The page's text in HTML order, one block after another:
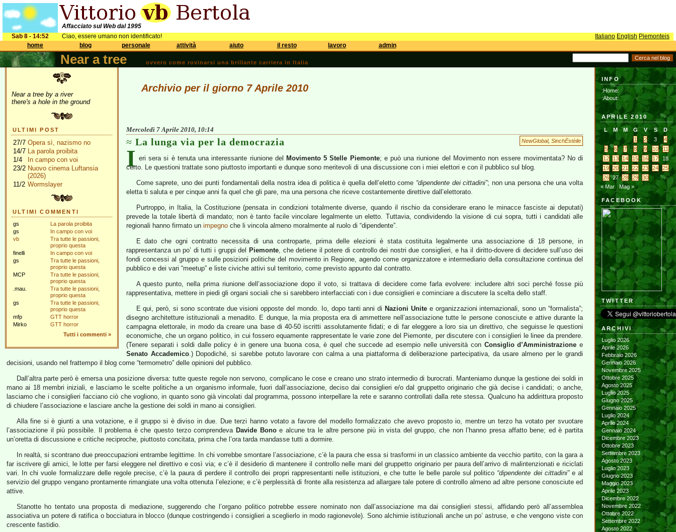
Affacciato sul Web dal 1995
Sab 8 - 14:52
Ciao, essere umano non identificato! Italiano English Piemonteis
home
blog personale attività aiuto il resto lavoro admin
Near a tree ovvero come rovinarsi una brillante carriera in Italia
Near a tree by a river
there's a hole in the ground
ULTIMI POST
27/7 Opera sì, nazismo no
14/7 La parola proibita
1/4
In campo con voi
23/2 Nuovo cinema Luftansia
(2026)
11/2 Wormslayer
ULTIMI COMMENTI
gs
La parola proibita
gs
In campo con voi
vb
Tra tutte le passioni,
proprio questa
finelli
In campo con voi
gs
Tra tutte le passioni,
proprio questa
MCP
Tra tutte le passioni,
proprio questa
.mau.
Tra tutte le passioni,
proprio questa
gs
Tra tutte le passioni,
proprio questa
mfp
GTT horror
Mirko
GTT horror
Tutti i commenti »
Archivio per il giorno 7 Aprile 2010
Mercoledì 7 Aprile 2010, 10:14
NewGlobal, SinchËstèile
La lunga via per la democrazia
I eri sera si è tenuta una interessante riunione del Movimento 5 Stelle Piemonte; e può una riunione del Movimento non essere movimentata? No di
certo. Le questioni trattate sono piuttosto importanti e dunque sono meritevoli di una discussione con i miei elettori e con il pubblico sul blog.
Come saprete, uno dei punti fondamentali della nostra idea di politica è quella dell’eletto come “dipendente dei cittadini”; non una persona che una volta
eletta ti saluta e per cinque anni fa quel che gli pare, ma una persona che riceve costantemente direttive dall’elettorato.
Purtroppo, in Italia, la Costituzione (pensata in condizioni totalmente diverse, quando il rischio da considerare erano le minacce fasciste ai deputati)
prevede la totale libertà di mandato; non è tanto facile vincolare legalmente un eletto. Tuttavia, condividendo la visione di cui sopra, tutti i candidati alle
regionali hanno firmato un impegno che li vincola almeno moralmente al ruolo di “dipendente”.
E dato che ogni contratto necessita di una controparte, prima delle elezioni è stata costituita legalmente una associazione di 18 persone, in
rappresentanza un po’ di tutti i gruppi del
Piemonte, che detiene il potere di controllo dei nostri due consiglieri, e ha il diritto-dovere di decidere sull’uso dei
fondi concessi al gruppo e sulle posizioni politiche del movimento in Regione, agendo come organizzatore e intermediario della consultazione continua del
pubblico e dei vari “meetup” e liste civiche attivi sul territorio, come previsto appunto dal contratto.
A questo punto, nella prima riunione dell’associazione dopo il voto, si trattava di decidere come farla evolvere: includere altri soci perché fosse più
rappresentativa, mettere in piedi gli organi sociali che si sarebbero interfacciati con i due consiglieri e cominciare a discutere la scelta dello staff.
E qui, però, si sono scontrate due visioni opposte del mondo. Io, dopo tanti anni di Nazioni Unitee organizzazioni internazionali, sono un “formalista”;
disegno architetture istituzionali a menadito. E dunque, la mia proposta era di ammettere nell’associazione tutte le persone conosciute e attive durante la
campagna elettorale, in modo da creare una base di 40-50 iscritti assolutamente fidati; e di far eleggere a loro sia un direttivo, che seguisse le questioni
economiche, che un organo politico, in cui fossero equamente rappresentate le varie zone del Piemonte, per discutere con i consiglieri le linee da prendere.
(Tenere separati i soldi dalle policy è in genere una buona cosa, è quel che succede ad esempio nelle università con Consiglio d’Amministrazione e
Senato Accademico.) Dopodiché, si sarebbe potuto lavorare con calma a una piattaforma di deliberazione partecipativa, da usare almeno per le grandi
decisioni, usando nel frattempo il blog come “termometro” delle opinioni del pubblico.
Dall’altra parte però è emersa una posizione diversa: tutte queste regole non servono, complicano le cose e creano uno strato intermedio di burocrati. Manteniamo dunque la gestione dei soldi in
mano ai 18 membri iniziali, e lasciamo le scelte politiche a un organismo informale, fuori dall’associazione, deciso dai consiglieri e/o dal gruppetto originario che già decise i candidati; o anche,
lasciamo che i consiglieri facciano ciò che vogliono, in quanto sono già vincolati dal programma, possono interpellare la rete e saranno controllati dalla rete stessa. Qualcuno ha addirittura proposto
di chiudere l’associazione e lasciare anche la gestione dei soldi in mano ai consiglieri.
Alla fine si è giunti a una votazione, e il gruppo si è diviso in due. Due terzi hanno votato a favore del modello formalizzato che avevo proposto io, mentre un terzo ha votato per svuotare
l’associazione il più possibile. Il problema è che questo terzo comprendeva Davide Bonoe alcune tra le altre persone più in vista del gruppo, che non l’hanno presa affatto bene; ed è partita
un’oretta di discussione e critiche reciproche, piuttosto concitata, prima che l’ora tarda mandasse tutti a dormire.
In realtà, si scontrano due preoccupazioni entrambe legittime. In chi vorrebbe smontare l’associazione, c’è la paura che essa si trasformi in un classico ambiente da vecchio partito, con la gara a
far iscrivere gli amici, le lotte per farsi eleggere nel direttivo e così via; e c’è il desiderio di mantenere il controllo nelle mani del gruppetto originario per paura dell’arrivo di malintenzionati e riciclati
vari. In chi vuole formalizzare delle regole precise, c’è la paura di perdere il controllo dei propri rappresentanti nelle istituzioni, e che tutte le belle parole sul politico “dipendente dei cittadini”e al
servizio del gruppo vengano prontamente rimangiate una volta ottenuta l’elezione; e c’è perplessità di fronte alla resistenza ad allargare tale potere di controllo almeno ad altre persone conosciute ed
attive.
Stanotte ho tentato una proposta di mediazione, suggerendo che l’organo politico potrebbe essere nominato non dall’associazione ma dai consiglieri stessi, affidando però all’assemblea
associativa un potere di ratifica o bocciatura in blocco (dunque costringendo i consiglieri a sceglierlo in modo ragionevole). Sono alchimie istituzionali anche un po’ astruse, e che vengono viste con
crescente fastidio.
INFO
:Home:
:About:
APRILE 2010
L M M G V S
D
1
2 3
4
5
6 7 8 9 10
11
12
13 14 15 16 17
18
19
20 21 22 23 24
25
26 27 28 29
30
« Mar
Mag »
FACEBOOK
TWITTER
ARCHIVI
Luglio 2026
Aprile 2026
Febbraio 2026
Gennaio 2026
Novembre 2025
Ottobre 2025
Agosto 2025
Luglio 2025
Giugno 2025
Gennaio 2025
Luglio 2024
Aprile 2024
Gennaio 2024
Dicembre 2023
Ottobre 2023
Settembre 2023
Agosto 2023
Luglio 2023
Giugno 2023
Maggio 2023
Aprile 2023
Dicembre 2022
Novembre 2022
Ottobre 2022
Settembre 2022
Agosto 2022